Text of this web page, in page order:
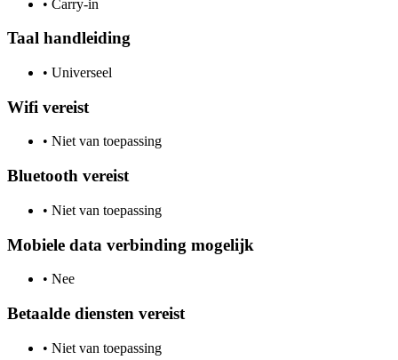
• Carry-in
Taal handleiding
• Universeel
Wifi vereist
• Niet van toepassing
Bluetooth vereist
• Niet van toepassing
Mobiele data verbinding mogelijk
• Nee
Betaalde diensten vereist
• Niet van toepassing